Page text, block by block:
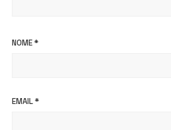
NOME*
EMAIL*